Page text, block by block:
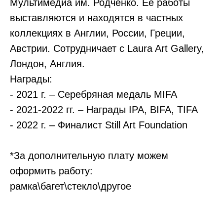
Мультимедиа им. Родченко. Её работы
выставляются и находятся в частных
коллекциях в Англии, России, Греции,
Австрии. Сотрудничает с Laura Art Gallery,
Лондон, Англия.
Награды:
- 2021 г. – Серебряная медаль MIFA
- 2021-2022 гг. – Награды IPA, BIFA, TIFA
- 2022 г. – Финалист Still Art Foundation
*За дополнительную плату можем
оформить работу:
рамка\багет\стекло\другое